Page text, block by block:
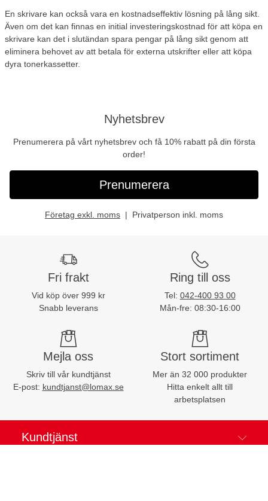
En skrivare kan också vara en kostnadseffektiv lösning på lång sikt.
Även om det kan finnas en initial investeringskostnad för att köpa en
skrivare kan det i slutändan spara pengar på lång sikt genom att
eliminera behovet av att betala för externa utskrifter eller att köpa
dyra tonerkassetter.
Nyhetsbrev
Prenumerera på vårt nyhetsbrev och få 10% rabatt på din första
order!
Prenumerera
Företag exkl. moms Privatperson inkl. moms
Fri frakt
Vid köp över 999 kr
Snabb leverans
Ring till oss
Tel: 042-400 93 00
Mån-fre: 08:30-16:00
Mejla oss
Skriv till vår kundtjänst
E-post: kundtjanst@lomax.se
Stort sortiment
Mer än 32 000 produkter
Hitta enkelt allt till
arbetsplatsen
Kundtjänst